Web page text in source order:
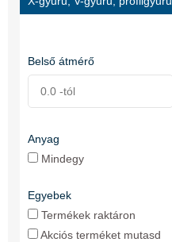
Belső átmérő
Anyag
Mindegy
Egyebek
Termékek raktáron
Akciós terméket mutasd